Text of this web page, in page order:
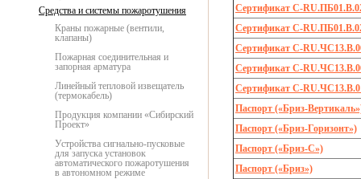
Средства и системы пожаротушения
Краны пожарные (вентили,
клапаны)
Пожарная соединительная и
запорная арматура
Линейный тепловой извещатель
(термокабель)
Продукция компании «Сибирский
Проект»
Устройства сигнально-пусковые
для запуска установок
автоматического пожаротушения
в автономном режиме
Сертификат C-
Сертификат C-
Сертификат C-
Сертификат С-
Сертификат С-
Паспорт («Бриз-
Паспорт («Бриз-Горизонт»)
Паспорт («Бриз-С»)
Паспорт («Бриз»)